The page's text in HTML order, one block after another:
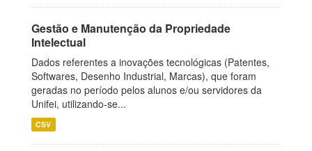
Gestão e Manutenção da Propriedade
Intelectual
Dados referentes a inovações tecnológicas (Patentes,
Softwares, Desenho Industrial, Marcas), que foram
geradas no período pelos alunos e/ou servidores da
Unifei, utilizando-se...
CSV